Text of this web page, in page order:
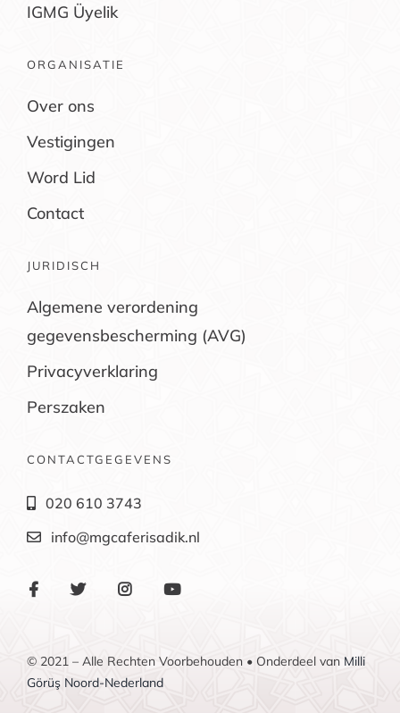
IGMG Üyelik
ORGANISATIE
Over ons
Vestigingen
Word Lid
Contact
JURIDISCH
Algemene verordening
gegevensbescherming (AVG)
Privacyverklaring
Perszaken
CONTACTGEGEVENS
020 610 3743
info@mgcaferisadik.nl
© 2021 – Alle Rechten Voorbehouden • Onderdeel van Milli
Görüş Noord-Nederland